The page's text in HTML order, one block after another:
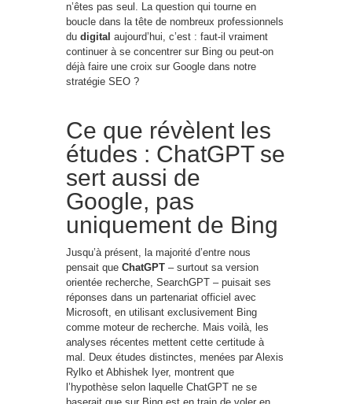
n’êtes pas seul. La question qui tourne en
boucle dans la tête de nombreux professionnels
du digital aujourd’hui, c’est : faut-il vraiment
continuer à se concentrer sur Bing ou peut-on
déjà faire une croix sur Google dans notre
stratégie SEO ?
Ce que révèlent les
études : ChatGPT se
sert aussi de
Google, pas
uniquement de Bing
Jusqu’à présent, la majorité d’entre nous
pensait que ChatGPT – surtout sa version
orientée recherche, SearchGPT – puisait ses
réponses dans un partenariat officiel avec
Microsoft, en utilisant exclusivement Bing
comme moteur de recherche. Mais voilà, les
analyses récentes mettent cette certitude à
mal. Deux études distinctes, menées par Alexis
Rylko et Abhishek Iyer, montrent que
l’hypothèse selon laquelle ChatGPT ne se